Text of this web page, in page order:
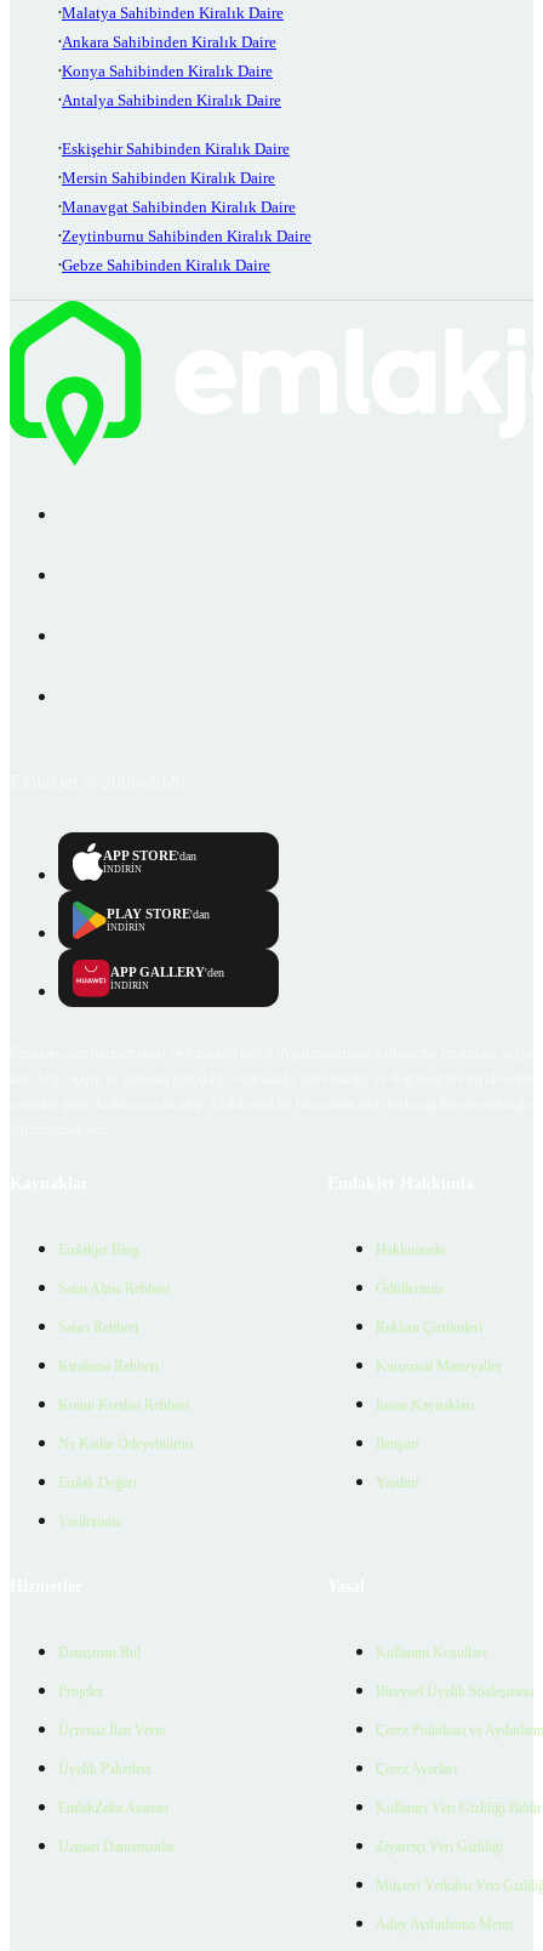
Malatya Sahibinden Kiralık Daire
Ankara Sahibinden Kiralık Daire
Konya Sahibinden Kiralık Daire
Antalya Sahibinden Kiralık Daire
Eskişehir Sahibinden Kiralık Daire
Mersin Sahibinden Kiralık Daire
Manavgat Sahibinden Kiralık Daire
Zeytinburnu Sahibinden Kiralık Daire
Gebze Sahibinden Kiralık Daire
APP STORE'dan
İNDİRİN
PLAY STORE'dan
İNDİRİN
APP GALLERY'den
İNDİRİN
Emlakjet Blog
Satın Alma Rehberi
Satıcı Rehberi
Kiralama Rehberi
Konut Kredisi Rehberi
Ne Kadar Ödeyebilirim
Emlak Değeri
Verilerimiz
Hakkımızda
Ödüllerimiz
Reklam Çözümleri
Kurumsal Materyaller
İnsan Kaynakları
İletişim
Yardım
Danışman Bul
Projeler
Ücretsiz İlan Verin
Üyelik Paketleri
EmlakZeka Asistan
Uzman Danışmanlar
Kullanım Koşulları
Bireysel Üyelik Sözleşmesi
Çerez Politikası ve
Çerez Ayarları
Kullanıcı Veri Gizliliği
Ziyaretçi Veri Gizliliği
Müşteri Yetkilisi Veri
Aday Aydınlatma Metni